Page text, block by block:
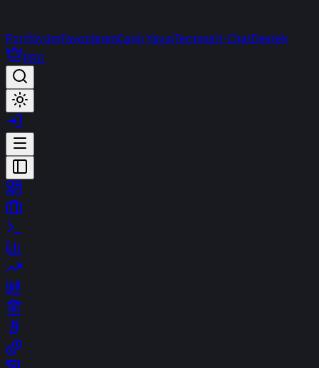
PortföyümFavorilerimCanlı YayınTerminalt-ChatDestek
PRO